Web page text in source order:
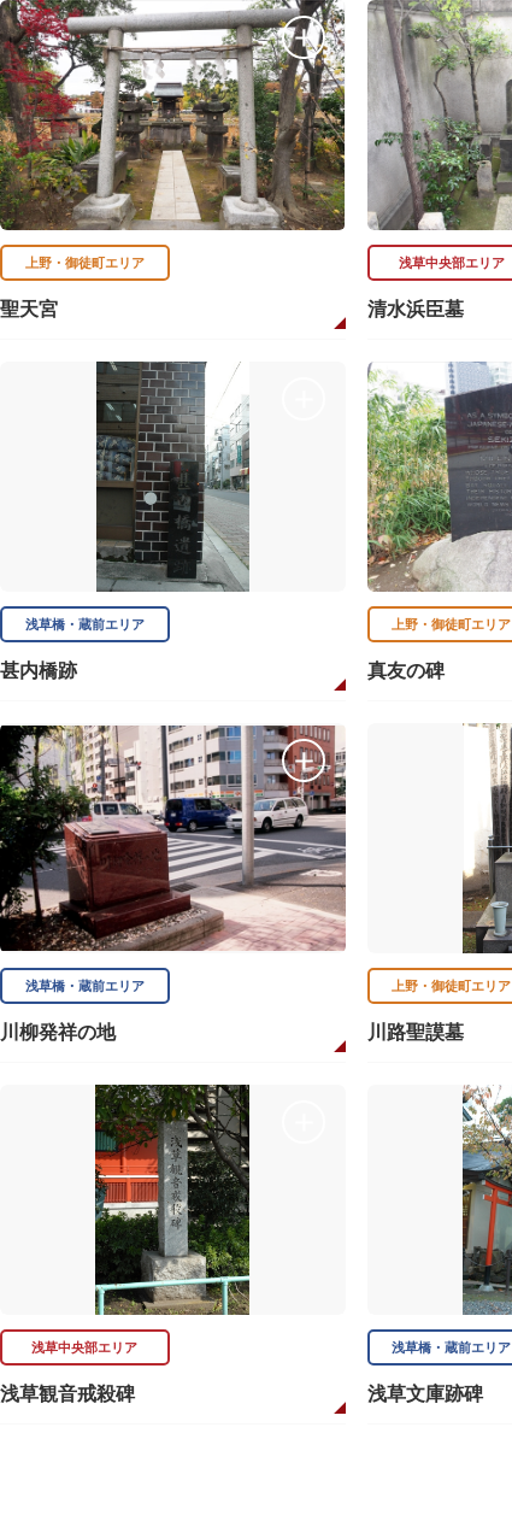
上野・御徒町エリア
聖天宮
浅草中央部エリア
清水浜臣墓
浅草橋・蔵前エリア
甚内橋跡
上野・御徒町エリア
真友の碑
浅草橋・蔵前エリア
川柳発祥の地
上野・御徒町エリア
川路聖謨墓
浅草中央部エリア
浅草観音戒殺碑
浅草橋・蔵前エリア
浅草文庫跡碑